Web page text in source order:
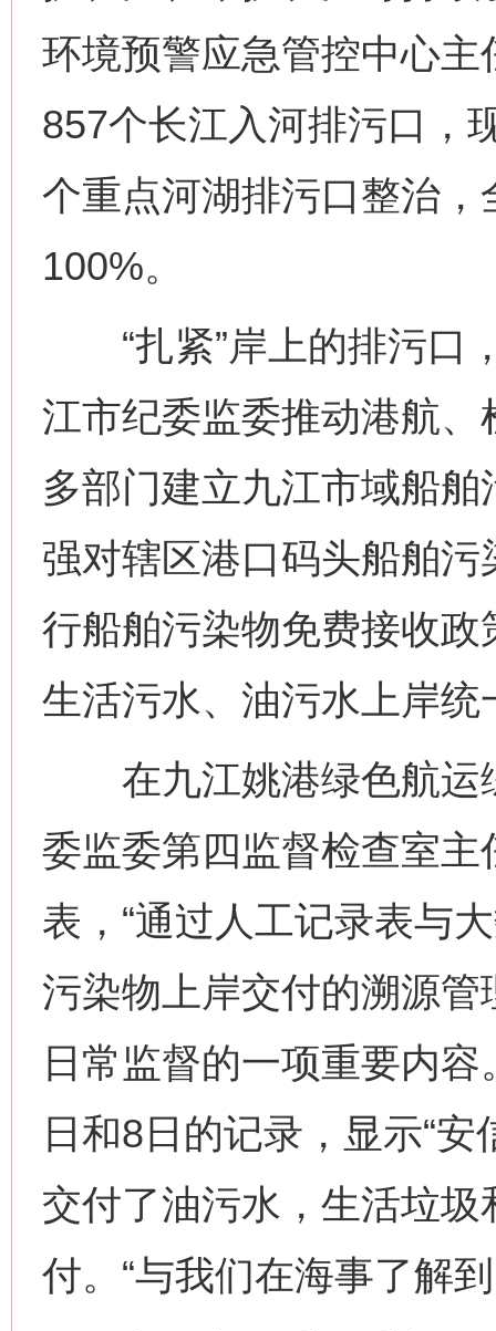
环境预警应急管控中心
857个长江入河排污口，
个重点河湖排污口整治
100%。
“扎紧”岸上的排污口
江市纪委监委推动港航
多部门建立九江市域船
强对辖区港口码头船舶
行船舶污染物免费接收
生活污水、油污水上岸统
在九江姚港绿色航运
委监委第四监督检查室
表，“通过人工记录表与
污染物上岸交付的溯源
日常监督的一项重要内
日和8日的记录，显示“安
交付了油污水，生活垃
付。“与我们在海事了解